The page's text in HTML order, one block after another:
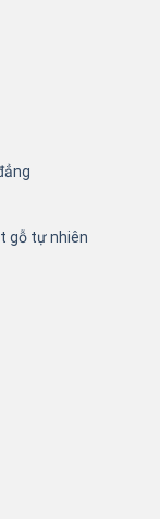
gỗ tự nhiên